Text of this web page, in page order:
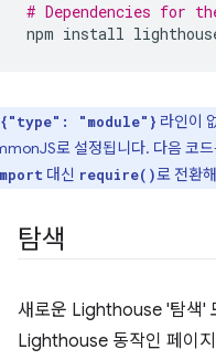
# Dependencies for
npm install
{"type": "module"} 라인이
로 설정됩니다. 다음 코
대신 require()로 전환
탐색
새로운 Lighthouse '탐색'
Lighthouse 동작인 페이